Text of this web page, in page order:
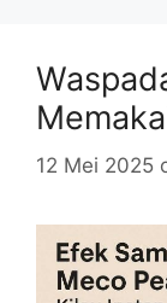
12 Mei 2025